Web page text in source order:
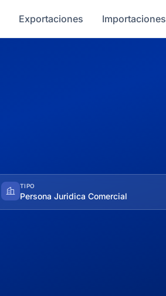
Exportaciones Importaciones
TIPO
Persona Juridica Comercial